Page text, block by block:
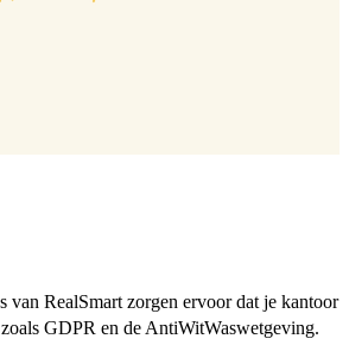
van RealSmart zorgen ervoor dat je kantoor
GDPR en de AntiWitWaswetgeving.